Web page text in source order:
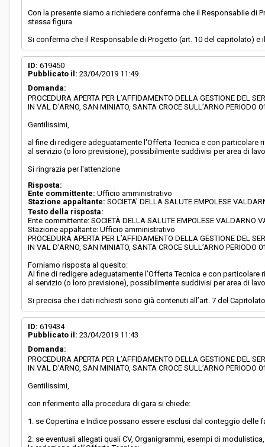
Con la presente siamo a richiedere conferma che il Responsabile di
stessa figura.
Si conferma che il Responsabile di Progetto (art. 10 del capitolato)
ID: 619450
Pubblicato il: 23/04/2019 11:49
Domanda:
PROCEDURA APERTA PER L’AFFIDAMENTO DELLA GESTIONE DEL
IN VAL D’ARNO, SAN MINIATO, SANTA CROCE SULL’ARNO
Gentilissimi,
al fine di redigere adeguatamente l'Offerta Tecnica e con
al servizio (o loro previsione), possibilmente suddivisi per area di
Si ringrazia per l'attenzione
Risposta:
Ente committente: Ufficio amministrativo
Stazione appaltante: SOCIETA' DELLA SALUTE EMPOLESE
Testo della risposta:
Ente committente: SOCIETÀ DELLA SALUTE EMPOLESE VALDARNO
Stazione appaltante: Ufficio amministrativo
PROCEDURA APERTA PER L’AFFIDAMENTO DELLA GESTIONE DEL
IN VAL D’ARNO, SAN MINIATO, SANTA CROCE SULL’ARNO
Forniamo risposta al quesito:
Al fine di redigere adeguatamente l'Offerta Tecnica e con
al servizio (o loro previsione), possibilmente suddivisi per area di
Si precisa che i dati richiesti sono già contenuti all’art. 7 del
ID: 619434
Pubblicato il: 23/04/2019 11:43
Domanda:
PROCEDURA APERTA PER L’AFFIDAMENTO DELLA GESTIONE DEL
IN VAL D’ARNO, SAN MINIATO, SANTA CROCE SULL’ARNO
Gentilissimi,
con riferimento alla procedura di gara si chiede:
1. se Copertina e Indice possano essere esclusi dal conteggio
2. se eventuali allegati quali CV, Organigrammi, esempi di